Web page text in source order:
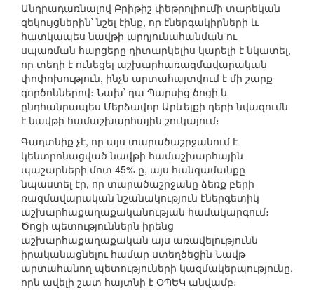
Անդրադառնալով Բրիթիշ փեթրոլիումի տարեկան
զեկույցներին՝ նշել էինք, որ էներգակիրների և
հատկապես նավթի արդյունահանման ու
սպառման հարցերը դիտարկելիս կարելի է նկատել,
որ տեղի է ունեցել աշխարհառազմավարական
փոփոխություն, ինչն արտահայտվում է մի շարք
գործոններով։ Նախ՝ դա Պարսից ծոցի և
ընդհանրապես Մերձավոր Արևելքի դերի նվազումն
է նավթի համաշխարհային շուկայում։
Գաղտնիք չէ, որ այս տարածաշրջանում է
կենտրոնացված նավթի համաշխարհային
պաշարների մոտ 45%-ը, այս հանգամանքը
նպաստել էր, որ տարածաշրջանը ձեռք բերի
ռազմավարական նշանակություն էներգետիկ
աշխարհաքաղաքականության համակարգում։
Ծոցի պետություններն իրենց
աշխարհաքաղաքական այս առավելությունն
իրականացնելու համար ստեղծեցին Նավթ
արտահանող պետություների կազմակերպությունը,
որն ավելի շատ հայտնի է ՕՊԵԿ անվամբ։